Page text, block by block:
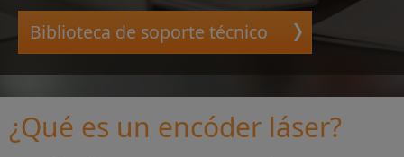
Biblioteca de soporte técnico
¿Qué es un encóder láser?